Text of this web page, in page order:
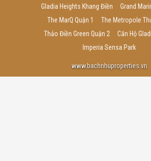
Gladia Heights Khang Điền
Grand
The MarQ Quận 1
The Metropole
Thảo Điền Green Quận 2
Căn Hộ
Imperia Sensa Park
www.bachnhuproperties.vn